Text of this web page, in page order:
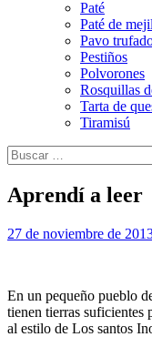
Paté
Paté de
Pavo
Pestiños
Polvorones
Rosquillas
Tarta de
Tiramisú
Buscar:
Aprendí a leer
27 de noviembre de
En un pequeño pueblo
tienen tierras suficientes
al estilo de Los santos